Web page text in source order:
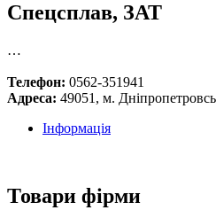
Спецсплав, ЗАТ
…
Телефон: 0562-351941
Адреса: 49051, м.
Інформація
Товари фірми